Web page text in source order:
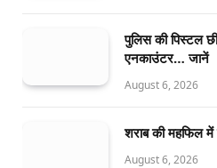
पुलिस की पिस्टल
एनकाउंटर… जानें
August 6, 2026
शराब की महफिल में
August 6, 2026